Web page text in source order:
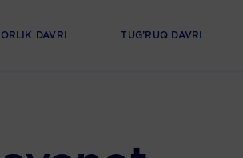
DAVRI TUG’RUQ DAVRI